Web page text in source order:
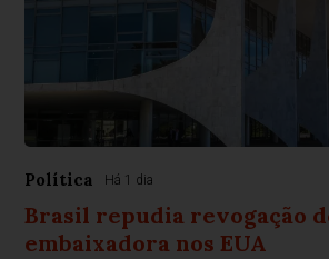
Política Há 1 dia
Brasil repudia revogação
embaixadora nos EUA